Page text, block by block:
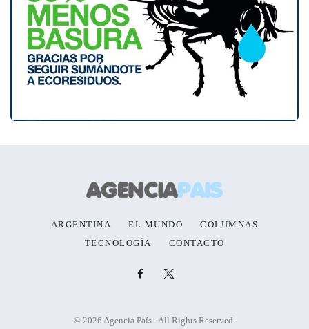
ARGENTINA EL MUNDO
COLUMNAS
TECNOLOGÍA
CONTACTO
© 2026 Agencia País - All Rights Reserved.